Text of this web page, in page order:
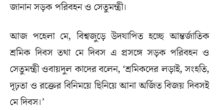
জানান সড়ক পরিবহন ও সেতুমন্ত্রী।
আজ পহেলা মে, বিশ্বজুড়ে উদযাপিত হচ্ছে আন্তর্জাতিক
শ্রমিক দিবস তথা মে দিবস এ প্রসঙ্গে সড়ক পরিবহন ও
সেতুমন্ত্রী ওবায়দুল কাদের বলেন, ‘শ্রমিকদের লড়াই, সংহতি,
দৃঢ়তা ও রক্তের বিনিময়ে ছিনিয়ে আনা অর্জিত বিজয় দিবসই
মে দিবস।’